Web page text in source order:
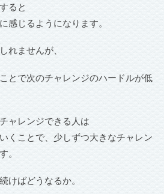
ると
感じるようになります。
れませんが、
とで次のチャレンジのハードルが低
ャレンジできる人は
くことで、少しずつ大きなチャレン
。
けばどうなるか。